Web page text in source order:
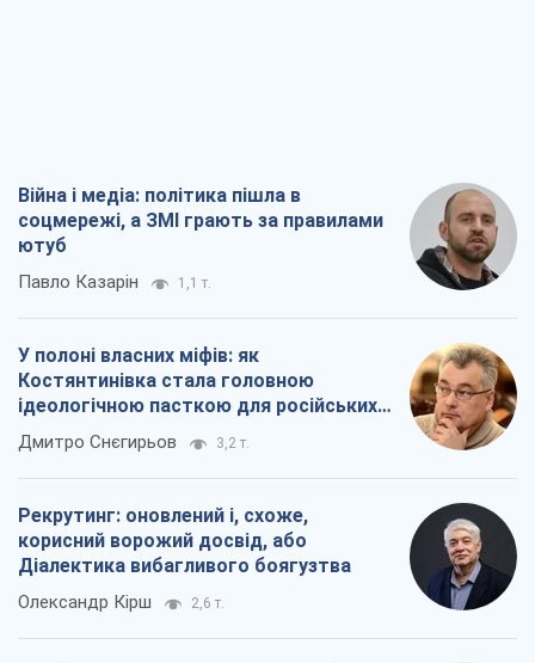
Війна і медіа: політика пішла в
соцмережі, а ЗМІ грають за правилами
ютуб
Павло Казарін 1,1 т.
У полоні власних міфів: як
Костянтинівка стала головною
ідеологічною пасткою для російських
окупантів
Дмитро Снєгирьов 3,2 т.
Рекрутинг: оновлений і, схоже,
корисний ворожий досвід, або
Діалектика вибагливого боягузтва
Олександр Кірш 2,6 т.